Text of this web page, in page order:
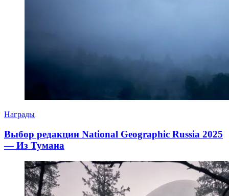
Награды
Выбор редакции National Geographic Russia 2025
— Из Тумана
11.05.202511.05.2025